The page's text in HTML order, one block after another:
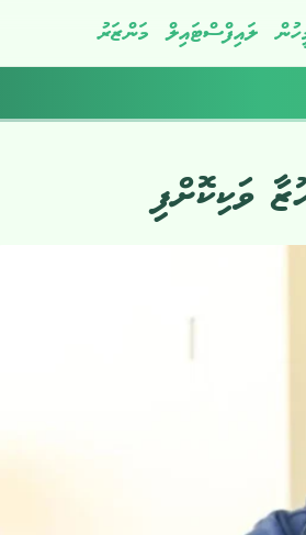
ލައިފްސްޓައިލް މަންޒަރު
ވަކިކޮށްފި